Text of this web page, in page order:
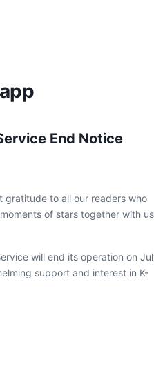
End Notice
gratitude to all our readers who
of stars together with us
will end its operation on
support and interest in K-